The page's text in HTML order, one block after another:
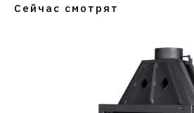
Сейчас смотрят